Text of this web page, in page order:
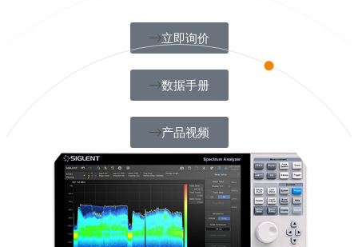
立即询价
数据手册
产品视频